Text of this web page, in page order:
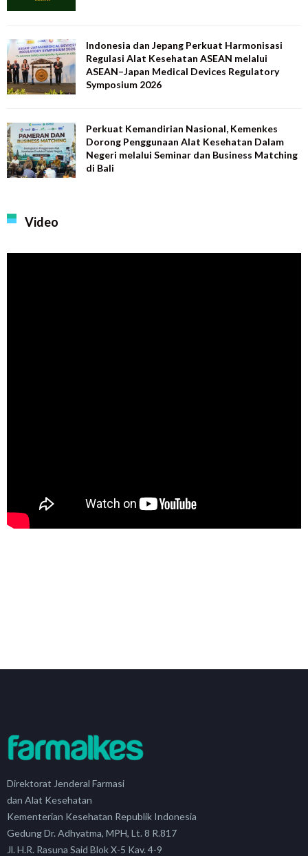
Indonesia dan Jepang Perkuat Harmonisasi
Regulasi Alat Kesehatan ASEAN melalui
ASEAN–Japan Medical Devices Regulatory
Symposium 2026
Perkuat Kemandirian Nasional, Kemenkes
Dorong Penggunaan Alat Kesehatan Dalam
Negeri melalui Seminar dan Business Matching
di Bali
Video
Direktorat Jenderal Farmasi
dan Alat Kesehatan
Kementerian Kesehatan Republik Indonesia
Gedung Dr. Adhyatma, MPH, Lt. 8 R.817
Jl. H.R. Rasuna Said Blok X-5 Kav. 4-9